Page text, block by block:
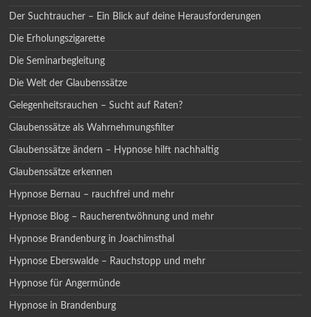
Der Suchtraucher – Ein Blick auf deine Herausforderungen
Die Erholungszigarette
Die Seminarbegleitung
Die Welt der Glaubenssätze
Gelegenheitsrauchen – Sucht auf Raten?
Glaubenssätze als Wahrnehmungsfilter
Glaubenssätze ändern – Hypnose hilft nachhaltig
Glaubenssätze erkennen
Hypnose Bernau – rauchfrei und mehr
Hypnose Blog – Raucherentwöhnung und mehr
Hypnose Brandenburg in Joachimsthal
Hypnose Eberswalde – Rauchstopp und mehr
Hypnose für Angermünde
Hypnose in Brandenburg